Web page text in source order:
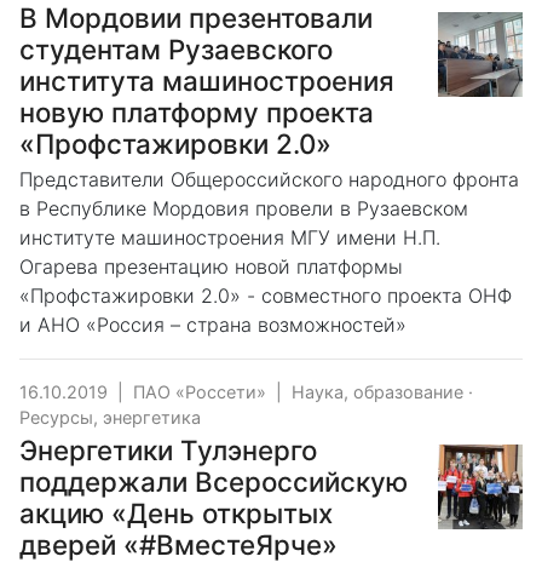
В Мордовии презентовали
студентам Рузаевского
института машиностроения
новую платформу проекта
«Профстажировки 2.0»
Представители Общероссийского народного фронта
в Республике Мордовия провели в Рузаевском
институте машиностроения МГУ имени Н.П.
Огарева презентацию новой платформы
«Профстажировки 2.0» - совместного проекта ОНФ
и АНО «Россия – страна возможностей»
16.10.2019 ПАО «Россети» Наука, образование ·
Ресурсы, энергетика
Энергетики Тулэнерго
поддержали Всероссийскую
акцию «День открытых
дверей «#ВместеЯрче»